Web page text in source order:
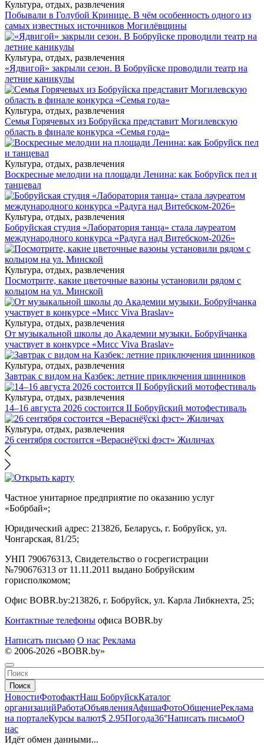
Культура, отдых, развлечения
Побывали в Голубой Кринице. В чём особенность одного из
самых известных источников Могилёвщины
Культура, отдых, развлечения
«Ядвигой» закрыли сезон. В Бобруйске проводили театр на
летние каникулы
Культура, отдых, развлечения
Семья Горячевых из Бобруйска представит Могилевскую
область в финале конкурса «Семья года»
Культура, отдых, развлечения
Воскресные мелодии на площади Ленина: как Бобруйск пел и
танцевал
Культура, отдых, развлечения
Бобруйская студия «Лаборатория танца» стала лауреатом
международного конкурса «Радуга над Витебском-2026»
Культура, отдых, развлечения
Посмотрите, какие цветочные вазоны установили рядом с
кольцом на ул. Минской
Культура, отдых, развлечения
От музыкальной школы до Академии музыки. Бобруйчанка
участвует в конкурсе «Мисс Viva Braslav»
Культура, отдых, развлечения
Завтрак с видом на Казбек: летние приключения шинников
Культура, отдых, развлечения
14–16 августа 2026 состоится II Бобруйский мотофестиваль
Культура, отдых, развлечения
26 сентября состоится «Вераснёўскі фэст» Жиличах
Частное унитарное предприятие по оказанию услуг
«Бобрбай»;
Юридический адрес: 213826, Беларусь, г. Бобруйск, ул.
Чонгарская, 81/25;
УНП 790676313, Свидетельство о госрегистрации
№790676313 от 11.11.2011 выдано Бобруйским
горисполкомом;
Офис BOBR.by:213826, г. Бобруйск, ул. Карла Либкнехта, 25;
Контактные телефоны офиса BOBR.by
Написать письмо О нас Реклама
© 2006-2026 «BOBR.by»
Поиск
НовостиФотофактНаш БобруйскКаталог
организацийРаботаОбъявленияАфишаФотоОбщениеРеклама
на порталеКурсы валют$ 2.95Погода36°Написать письмоО
нас
Идёт обмен данными...